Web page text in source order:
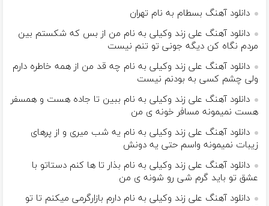
دانلود آهنگ بسطام به نام تهران
دانلود آهنگ علی زند وکیلی به نام من از بس كه شكستم بین
مردم نگاه كن دیگه جونى تو تنم نیست
دانلود آهنگ علی زند وکیلی به نام چه قد من از همه خاطره دارم
ولی چشم كسی به بودنم نیست
دانلود آهنگ علی زند وکیلی به نام ببین تا جاده هست و همسفر
هست نمیمونه مسافر خونه ی من
دانلود آهنگ علی زند وکیلی به نام یه شب میرى و از پرهای
زيبات نمیمونه واسم حتی یه دونش
دانلود آهنگ علی زند وکیلی به نام بذار تا ها كنم دستاتو با
عشق تو باید گرم شی رو شونه ى من
دانلود آهنگ علی زند وکیلی به نام دارم بازارگرمی میكنم تا تو